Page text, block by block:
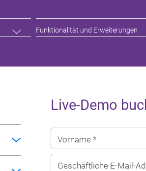
Funktionalität und Erweiterungen
Live-Demo
Vorname *
Geschäftliche E-Mail-